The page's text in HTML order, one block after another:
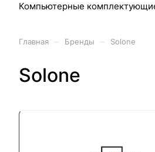
Компьютерные
Главная Бренды Solone
Solone